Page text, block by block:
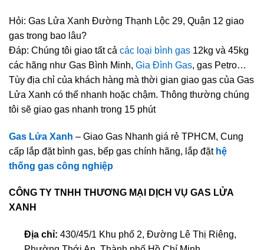
Hỏi: Gas Lửa Xanh Đường Thạnh Lộc 29, Quận 12 giao
gas trong bao lâu?
Đáp: Chúng tôi giao tất cả các loại bình gas 12kg và 45kg
các hãng như Gas Bình Minh, Gia Đình Gas, gas Petro…
Tùy địa chỉ của khách hàng mà thời gian giao gas của Gas
Lửa Xanh có thể nhanh hoặc chậm. Thông thường chúng
tôi sẽ giao gas nhanh trong 15 phút
Gas Lửa Xanh – Giao Gas Nhanh giá rẻ TPHCM, Cung
cấp lắp đặt bình gas, bếp gas chính hãng, lắp đặt hệ
thống gas công nghiệp
CÔNG TY TNHH THƯƠNG MẠI DỊCH VỤ GAS LỬA
XANH
Địa chỉ: 430/45/1 Khu phố 2, Đường Lê Thị Riêng,